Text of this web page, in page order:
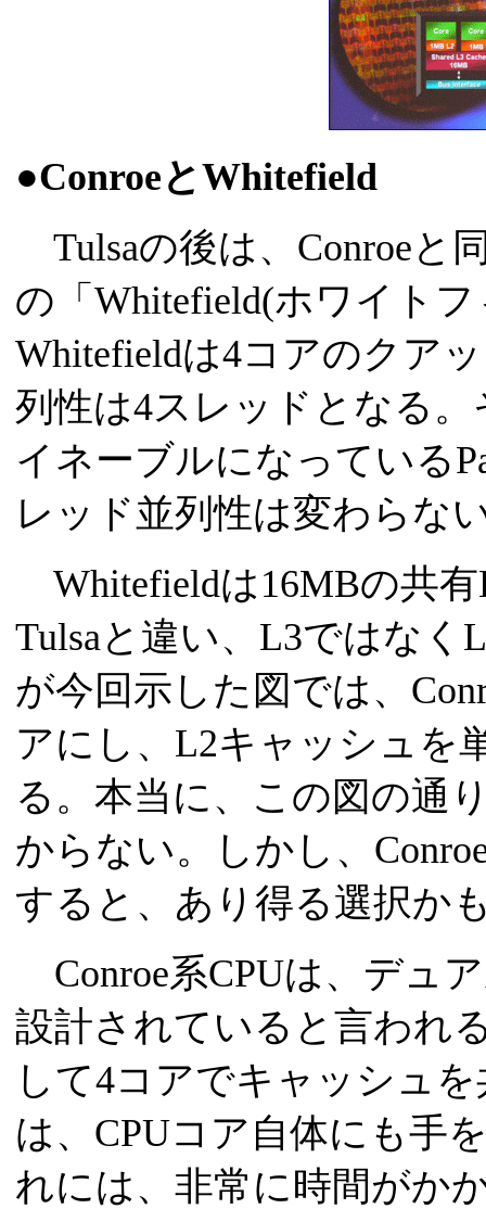
●ConroeとWhitefield
Tulsaの後は、Conroeと
の「Whitefield(ホワイト
Whitefieldは4コアのクア
列性は4スレッドとなる。
イネーブルになっている
レッド並列性は変わらな
Whitefieldは16MBの共
Tulsaと違い、L3ではなく
が今回示した図では、
アにし、L2キャッシュを
る。本当に、この図の通
からない。しかし、
すると、あり得る選択か
Conroe系CPUは、デュ
設計されていると言われ
して4コアでキャッシュ
は、CPUコア自体にも手
れには、非常に時間がか